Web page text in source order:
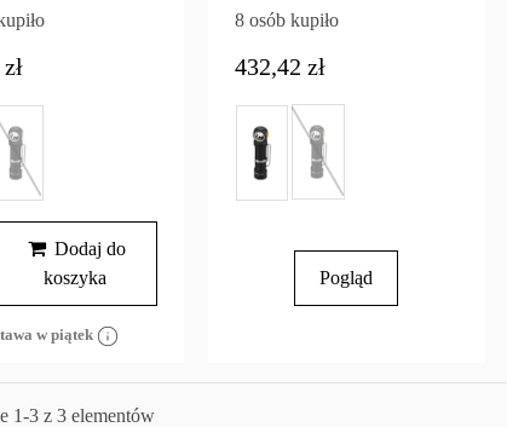
Dodaj do
koszyka
w piątek
8 osób kupiło
432,42 zł
Pogląd
1-3 z 3 elementów